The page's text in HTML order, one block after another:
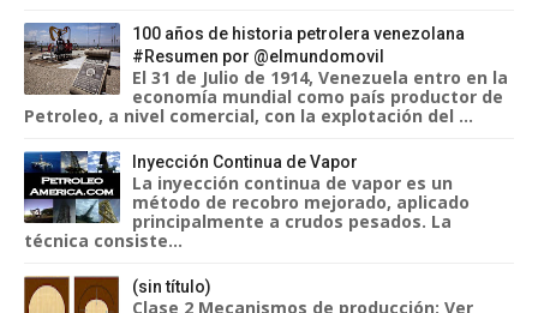
100 años de historia petrolera venezolana
#Resumen por @elmundomovil
El 31 de Julio de 1914, Venezuela entro en la
economía mundial como país productor de
Petroleo, a nivel comercial, con la explotación del ...
Inyección Continua de Vapor
La inyección continua de vapor es un
método de recobro mejorado, aplicado
principalmente a crudos pesados. La
técnica consiste...
(sin título)
Clase 2 Mecanismos de producción: Ver